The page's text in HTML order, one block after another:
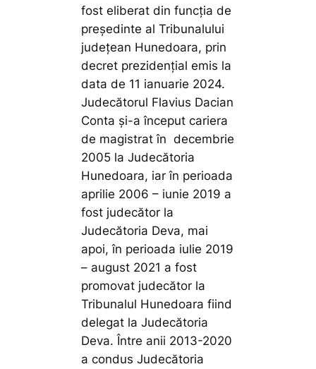
fost eliberat din funcția de
președinte al Tribunalului
județean Hunedoara, prin
decret prezidențial emis la
data de 11 ianuarie 2024.
Judecătorul Flavius Dacian
Conta și-a început cariera
de magistrat în decembrie
2005 la Judecătoria
Hunedoara, iar în perioada
aprilie 2006 – iunie 2019 a
fost judecător la
Judecătoria Deva, mai
apoi, în perioada iulie 2019
– august 2021 a fost
promovat judecător la
Tribunalul Hunedoara fiind
delegat la Judecătoria
Deva. Între anii 2013-2020
a condus Judecătoria